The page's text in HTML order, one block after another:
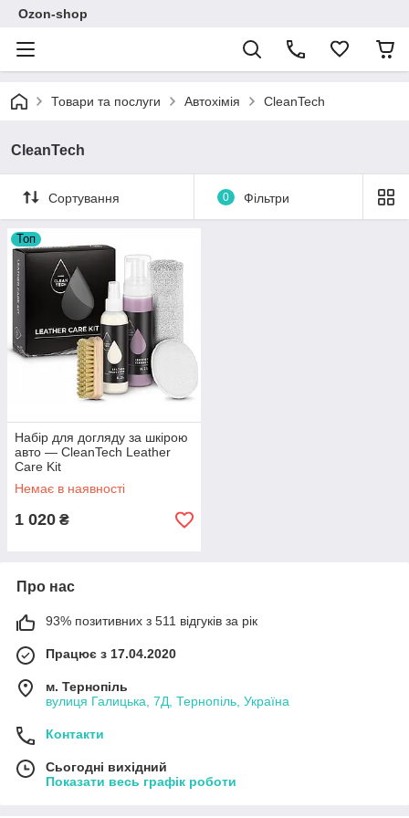
Ozon-shop
Товари та послуги Автохімія CleanTech
CleanTech
Сортування 0 Фільтри
Топ
Набір для догляду за шкірою
авто — CleanTech Leather
Care Kit
Немає в наявності
1 020 ₴
Про нас
93% позитивних з 511 відгуків за рік
Працює з 17.04.2020
м. Тернопіль
вулиця Галицька, 7Д, Тернопіль, Україна
Контакти
Сьогодні вихідний
Показати весь графік роботи